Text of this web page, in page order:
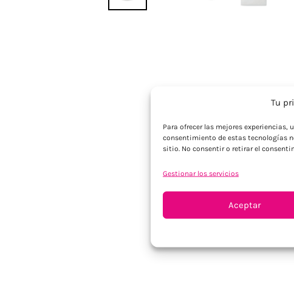
Tu
Para ofrecer las mejores
consentimiento de estas tecnologías
sitio. No consentir o retirar el
Gestionar los servicios
Aceptar